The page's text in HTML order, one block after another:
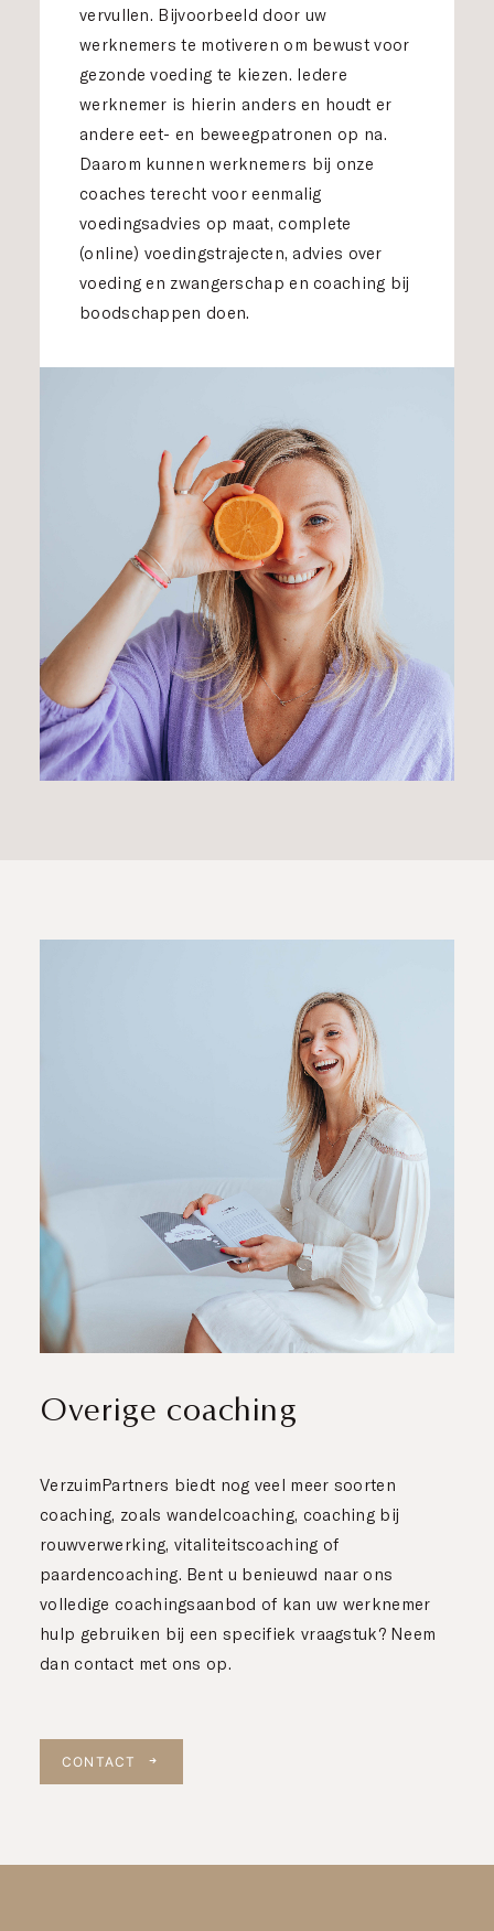
vervullen. Bijvoorbeeld door uw
werknemers te motiveren om bewust voor
gezonde voeding te kiezen. Iedere
werknemer is hierin anders en houdt er
andere eet- en beweegpatronen op na.
Daarom kunnen werknemers bij onze
coaches terecht voor eenmalig
voedingsadvies op maat, complete
(online) voedingstrajecten, advies over
voeding en zwangerschap en coaching bij
boodschappen doen.
Overige coaching
VerzuimPartners biedt nog veel meer soorten
coaching, zoals wandelcoaching, coaching bij
rouwverwerking, vitaliteitscoaching of
paardencoaching. Bent u benieuwd naar ons
volledige coachingsaanbod of kan uw werknemer
hulp gebruiken bij een specifiek vraagstuk? Neem
dan contact met ons op.
CONTACT